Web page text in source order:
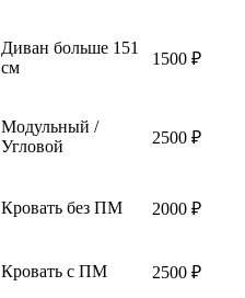
Диван больше 151
см
1500 ₽
Модульный /
Угловой
2500 ₽
Кровать без ПМ 2000 ₽
Кровать с ПМ 2500 ₽